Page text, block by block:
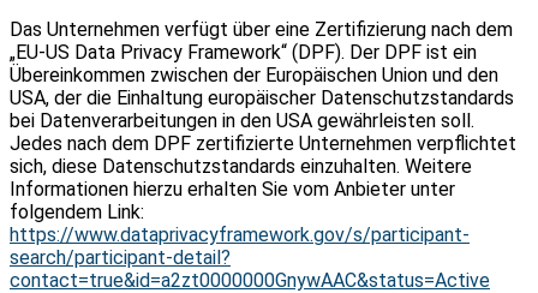
Das Unternehmen verfügt über eine Zertifizierung nach dem
„EU-US Data Privacy Framework“ (DPF). Der DPF ist ein
Übereinkommen zwischen der Europäischen Union und den
USA, der die Einhaltung europäischer Datenschutzstandards
bei Datenverarbeitungen in den USA gewährleisten soll.
Jedes nach dem DPF zertifizierte Unternehmen verpflichtet
sich, diese Datenschutzstandards einzuhalten. Weitere
Informationen hierzu erhalten Sie vom Anbieter unter
folgendem Link:
https://www.dataprivacyframework.gov/s/participant-
search/participant-detail?
contact=true&id=a2zt0000000GnywAAC&status=Active